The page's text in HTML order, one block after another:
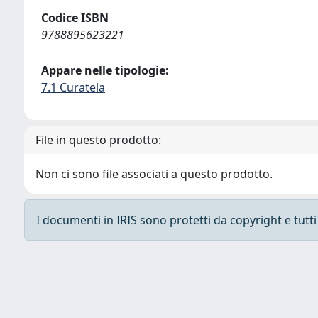
Codice ISBN
9788895623221
Appare nelle tipologie:
7.1 Curatela
File in questo prodotto:
Non ci sono file associati a questo prodotto.
I documenti in IRIS sono protetti da copyright e